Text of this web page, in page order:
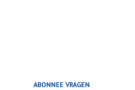
ABONNEE VRAGEN